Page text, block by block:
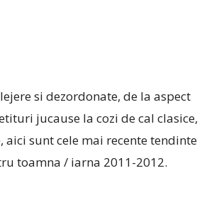
si dezordonate, de la aspect
jucause la cozi de cal clasice,
aici sunt cele mai recente tendinte
toamna / iarna 2011-2012.